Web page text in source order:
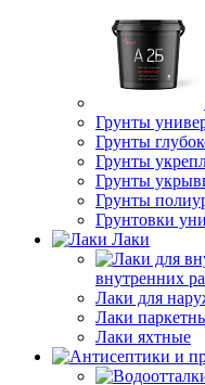
Грунты
Грунты
Грунты
Грунты
Грунты
Грунтовки
Лаки
внутренних
Лаки для
Лаки
Лаки яхтные